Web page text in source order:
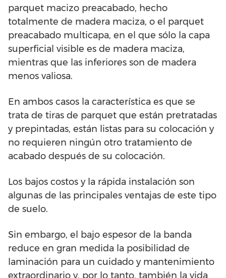
parquet macizo preacabado, hecho
totalmente de madera maciza, o el parquet
preacabado multicapa, en el que sólo la capa
superficial visible es de madera maciza,
mientras que las inferiores son de madera
menos valiosa.
En ambos casos la característica es que se
trata de tiras de parquet que están pretratadas
y prepintadas, están listas para su colocación y
no requieren ningún otro tratamiento de
acabado después de su colocación.
Los bajos costos y la rápida instalación son
algunas de las principales ventajas de este tipo
de suelo.
Sin embargo, el bajo espesor de la banda
reduce en gran medida la posibilidad de
laminación para un cuidado y mantenimiento
extraordinario y, por lo tanto, también la vida